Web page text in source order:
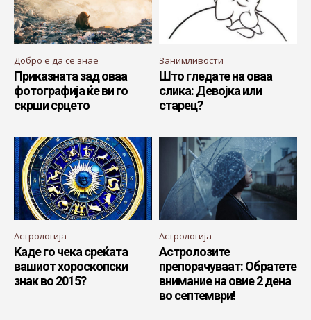
Добро е да се знае
Приказната зад оваа
фотографија ќе ви го
скрши срцето
Занимливости
Што гледате на оваа
слика: Девојка или
старец?
Астрологија
Каде го чека среќата
вашиот хороскопски
знак во 2015?
Астрологија
Астролозите
препорачуваат: Обратете
внимание на овие 2 дена
во септември!